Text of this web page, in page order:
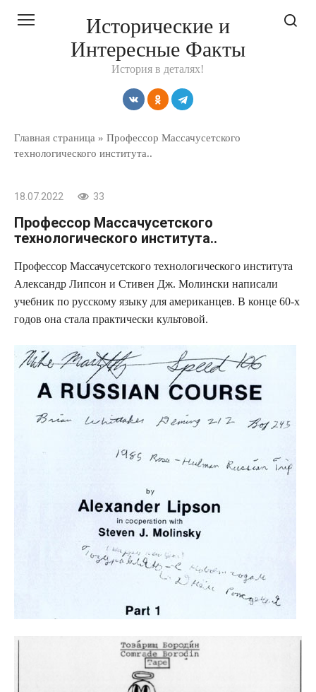
Исторические и
Интересные Факты
История в деталях!
Главная страница » Профессор Массачусетского
технологического института..
18.07.2022 33
Профессор Массачусетского
технологического института..
Профессор Массачусетского технологического института
Александр Липсон и Стивен Дж. Молински написали
учебник по русскому языку для американцев. В конце 60-х
годов она стала практически культовой.